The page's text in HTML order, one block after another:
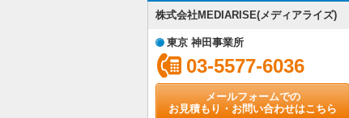
株式会社MEDIARISE(メディアライズ)
東京 神田事業所
03-5577-6036
メールフォームでの
お見積もり・お問い合わせはこちら